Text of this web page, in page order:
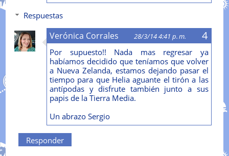
Respuestas
Verónica Corrales 28/3/14 4:41 p. m.
Por supuesto!! Nada mas regresar ya
habíamos decidido que teníamos que volver
a Nueva Zelanda, estamos dejando pasar el
tiempo para que Helia aguante el tirón a las
antípodas y disfrute también junto a sus
papis de la Tierra Media.
Un abrazo Sergio
Responder